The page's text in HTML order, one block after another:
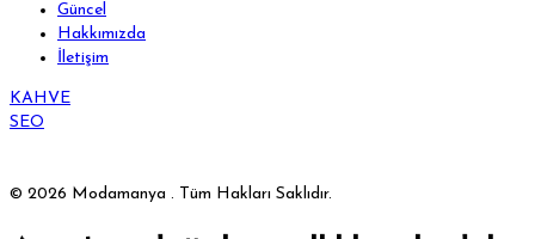
Güncel
Hakkımızda
İletişim
KAHVE
SEO
© 2026 Modamanya . Tüm Hakları Saklıdır.